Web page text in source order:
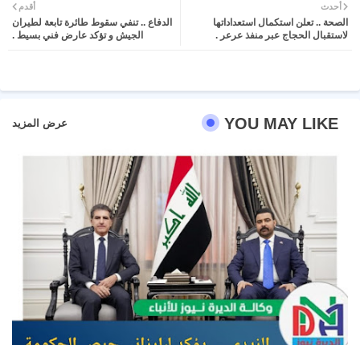
ter atsa
أحدث
الصحة .. تعلن استكمال استعداداتها
لاستقبال الحجاج عبر منفذ عرعر .
أقدم
الدفاع .. تنفي سقوط طائرة تابعة لطيران
الجيش و تؤكد عارض فني بسيط .
YOU MAY LIKE عرض المزيد